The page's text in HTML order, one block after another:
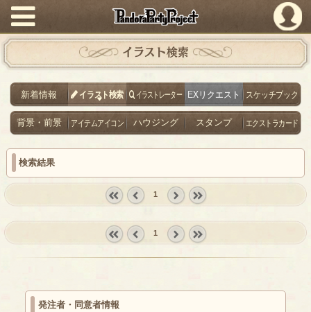
PandoraPartyProject
イラスト検索
新着情報 イラスト検索 イラストレーター EXリクエスト スケッチブック
背景・前景 アイテムアイコン ハウジング スタンプ エクストラカード
検索結果
prev
1
1
発注者・同意者情報